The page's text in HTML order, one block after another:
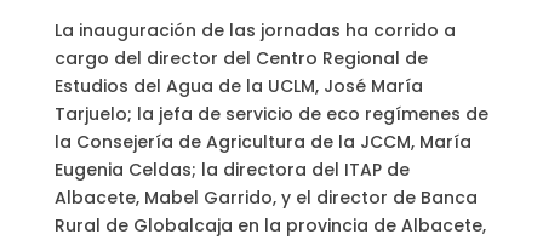
La inauguración de las jornadas ha corrido a
cargo del director del Centro Regional de
Estudios del Agua de la UCLM, José María
Tarjuelo; la jefa de servicio de eco regímenes de
la Consejería de Agricultura de la JCCM, María
Eugenia Celdas; la directora del ITAP de
Albacete, Mabel Garrido, y el director de Banca
Rural de Globalcaja en la provincia de Albacete,